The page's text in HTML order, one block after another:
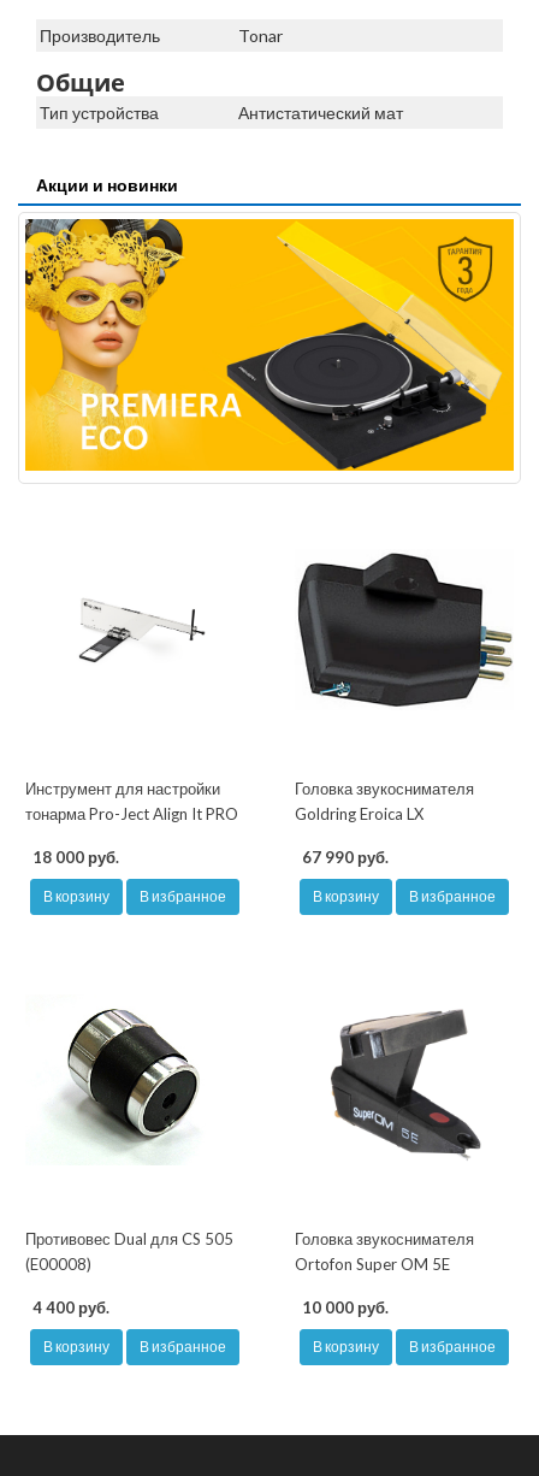
Производитель Tonar
Общие
Тип устройства Антистатический мат
Акции и новинки
Инструмент для настройки
тонарма Pro-Ject Align It PRO
18 000 руб.
В корзину В избранное
Головка звукоснимателя
Goldring Eroica LX
67 990 руб.
В корзину В избранное
Противовес Dual для CS 505
(E00008)
4 400 руб.
В корзину В избранное
Головка звукоснимателя
Ortofon Super OM 5E
10 000 руб.
В корзину В избранное